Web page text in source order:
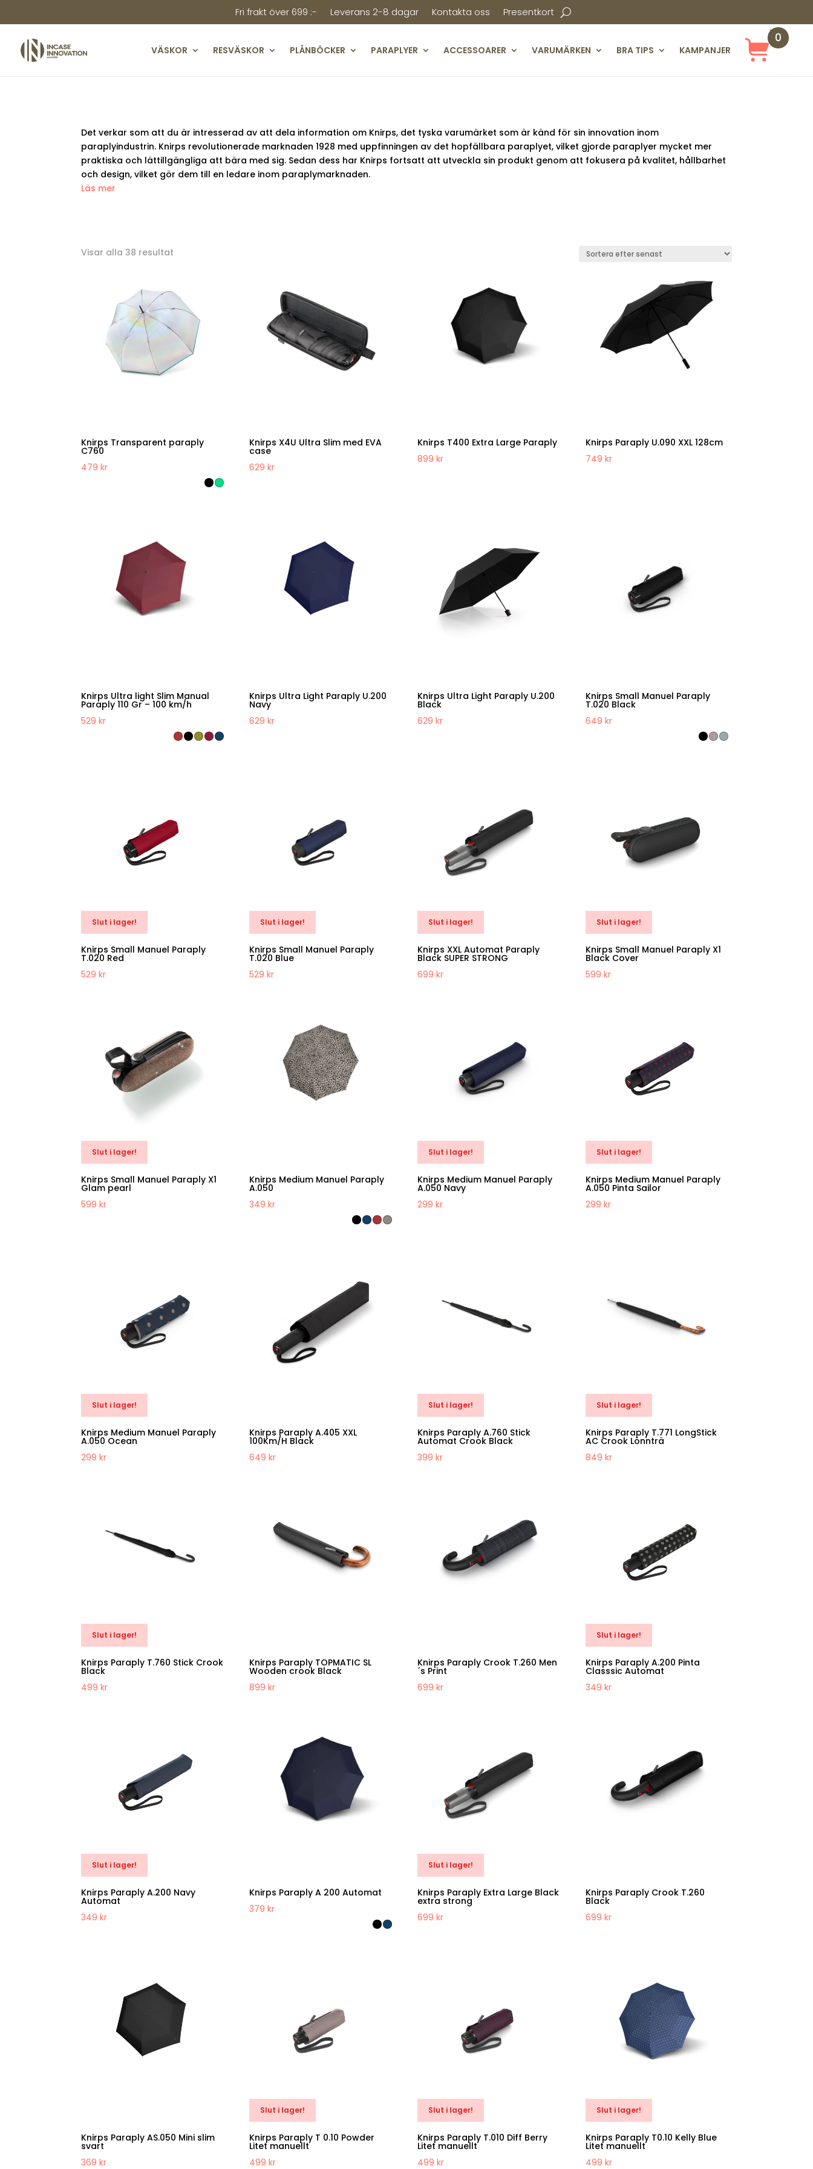
Fri frakt över 699 :- Leverans 2-8 dagar Kontakta oss Presentkort
VÄSKOR RESVÄSKOR PLÅNBÖCKER PARAPLYER ACCESSOARER VARUMÄRKEN BRA TIPS KAMPANJER
0
ekt
Det verkar som att du är intresserad av att dela information om Knirps, det tyska varumärket som är känd för sin innovation inom
paraplyindustrin. Knirps revolutionerade marknaden 1928 med uppfinningen av det hopfällbara paraplyet, vilket gjorde paraplyer mycket mer
praktiska och lättillgängliga att bära med sig. Sedan dess har Knirps fortsatt att utveckla sin produkt genom att fokusera på kvalitet, hållbarhet
och design, vilket gör dem till en ledare inom paraplymarknaden.
Läs mer
Visar alla 38 resultat
Knirps Transparent paraply
C760
479kr
Knirps X4U Ultra Slim med EVA
case
629kr
Knirps T400 Extra Large Paraply
899kr
Knirps Paraply U.090 XXL 128cm
749kr
Knirps Ultra light Slim Manual
Paraply 110 Gr – 100 km/h
529kr
Knirps Ultra Light Paraply U.200
Navy
629kr
Knirps Ultra Light Paraply U.200
Black
629kr
Knirps Small Manuel Paraply
T.020 Black
649kr
Slut i lager!
Knirps Small Manuel Paraply
T.020 Red
529kr
Slut i lager!
Knirps Small Manuel Paraply
T.020 Blue
529kr
Slut i lager!
Knirps XXL Automat Paraply
Black SUPER STRONG
699kr
Slut i lager!
Knirps Small Manuel Paraply X1
Black Cover
599kr
Slut i lager!
Knirps Small Manuel Paraply X1
Glam pearl
599kr
Knirps Medium Manuel Paraply
A.050
349kr
Slut i lager!
Knirps Medium Manuel Paraply
A.050 Navy
299kr
Slut i lager!
Knirps Medium Manuel Paraply
A.050 Pinta Sailor
299kr
Slut i lager!
Knirps Medium Manuel Paraply
A.050 Ocean
299kr
Knirps Paraply A.405 XXL
100Km/H Black
649kr
Slut i lager!
Knirps Paraply A.760 Stick
Automat Crook Black
399kr
Slut i lager!
Knirps Paraply T.771 LongStick
AC Crook Lönnträ
849kr
Slut i lager!
Knirps Paraply T.760 Stick Crook
Black
499kr
Knirps Paraply TOPMATIC SL
Wooden crook Black
899kr
Knirps Paraply Crook T.260 Men
´s Print
699kr
Slut i lager!
Knirps Paraply A.200 Pinta
Classsic Automat
349kr
Slut i lager!
Knirps Paraply A.200 Navy
Automat
349kr
Knirps Paraply A 200 Automat
379kr
Slut i lager!
Knirps Paraply Extra Large Black
extra strong
699kr
Knirps Paraply Crook T.260
Black
699kr
Knirps Paraply AS.050 Mini slim
svart
369kr
Slut i lager!
Knirps Paraply T 0.10 Powder
Litet manuellt
499kr
Slut i lager!
Knirps Paraply T.010 Diff Berry
Litet manuellt
499kr
Slut i lager!
Knirps Paraply T0.10 Kelly Blue
Litet manuellt
499kr